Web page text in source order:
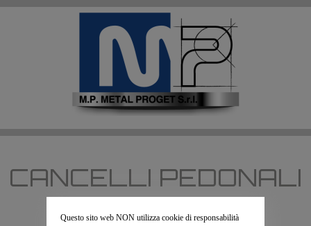
CANCELLI PEDONALI
E CARRABILI
Questo sito web NON utilizza cookie di responsabilità